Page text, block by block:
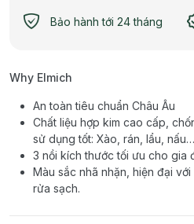
Bảo hành tới 24 tháng
Why Elmich
An toàn tiêu chuẩn Châu Âu
Chất liệu hợp kim cao cấp,
sử dụng tốt: Xào, rán, lẩu, nấu…
3 nồi kích thước tối ưu cho gia
Màu sắc nhã nhặn, hiện đại
rửa sạch.